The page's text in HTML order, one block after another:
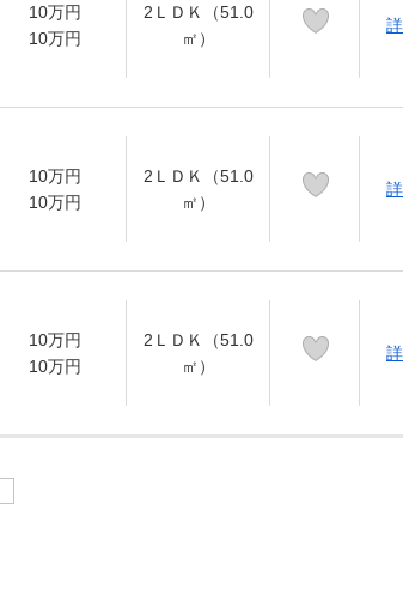
10万円
10万円
2ＬＤＫ（51.0
㎡）
10万円
10万円
2ＬＤＫ（51.0
㎡）
10万円
10万円
2ＬＤＫ（51.0
㎡）